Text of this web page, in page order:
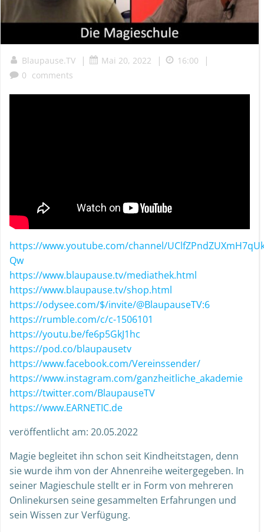
Blaupause.TV | Mai 20, 2022 | 16:00 |
0 comments
https://www.youtube.com/channel/
Qw
https://www.blaupause.tv/mediathek.html
https://www.blaupause.tv/shop.html
https://odysee.com/$/invite/@BlaupauseTV:6
https://rumble.com/c/c-1506101
https://youtu.be/fe6p5GkJ1hc
https://pod.co/blaupausetv
https://www.facebook.com/Vereinssender/
https://www.instagram.com/ganzheitliche_akademie
https://twitter.com/BlaupauseTV
https://www.EARNETIC.de
veröffentlicht am: 20.05.2022
Magie begleitet ihn schon seit Kindheitstagen, denn
sie wurde ihm von der Ahnenreihe weitergegeben. In
seiner Magieschule stellt er in Form von mehreren
Onlinekursen seine gesammelten Erfahrungen und
sein Wissen zur Verfügung.